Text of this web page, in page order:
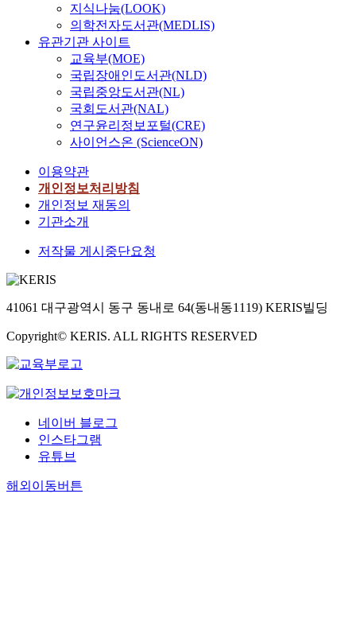
지식나눔(LOOK)
의학전자도서관(MEDLIS)
유관기관 사이트
교육부(MOE)
국립장애인도서관(NLD)
국립중앙도서관(NL)
국회도서관(NAL)
연구윤리정보포털(CRE)
사이언스온 (ScienceON)
이용약관
개인정보처리방침
개인정보 재동의
기관소개
저작물 게시중단요청
41061 대구광역시 동구 동내로 64(동내동1119) KERIS빌딩
Copyright© KERIS. ALL RIGHTS RESERVED
네이버 블로그
인스타그램
유튜브
해외이동버튼